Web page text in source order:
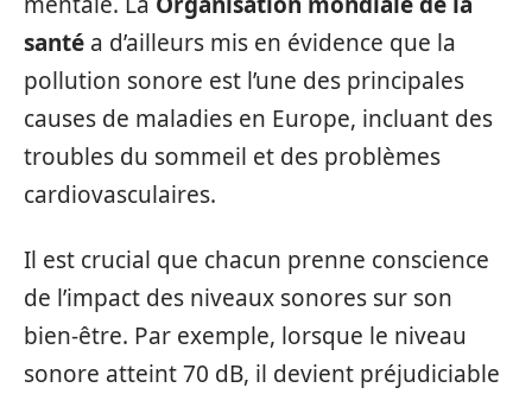
santé a d’ailleurs mis en évidence que la
pollution sonore est l’une des principales
causes de maladies en Europe, incluant des
troubles du sommeil et des problèmes
cardiovasculaires.
Il est crucial que chacun prenne conscience
de l’impact des niveaux sonores sur son
bien-être. Par exemple, lorsque le niveau
sonore atteint 70 dB, il devient préjudiciable